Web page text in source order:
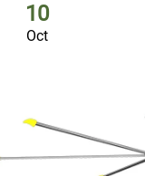
10
Oct